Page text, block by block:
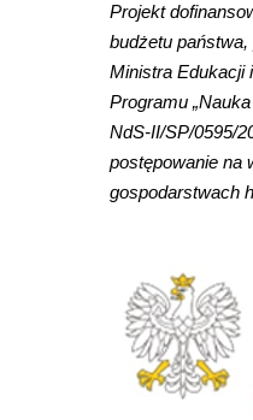
Projekt
budżetu
Ministra Edukacji
Programu
NdS-II/SP/0595/
postępowanie na
gospodarstwach